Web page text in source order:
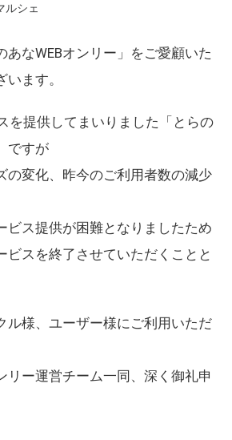
ルシェ
あなWEBオンリー」をご愛顧いた
ます。
を提供してまいりました「とらの
ですが
の変化、昨今のご利用者数の減少
ビス提供が困難となりましたため
ビスを終了させていただくことと
ル様、ユーザー様にご利用いただ
リー運営チーム一同、深く御礼申